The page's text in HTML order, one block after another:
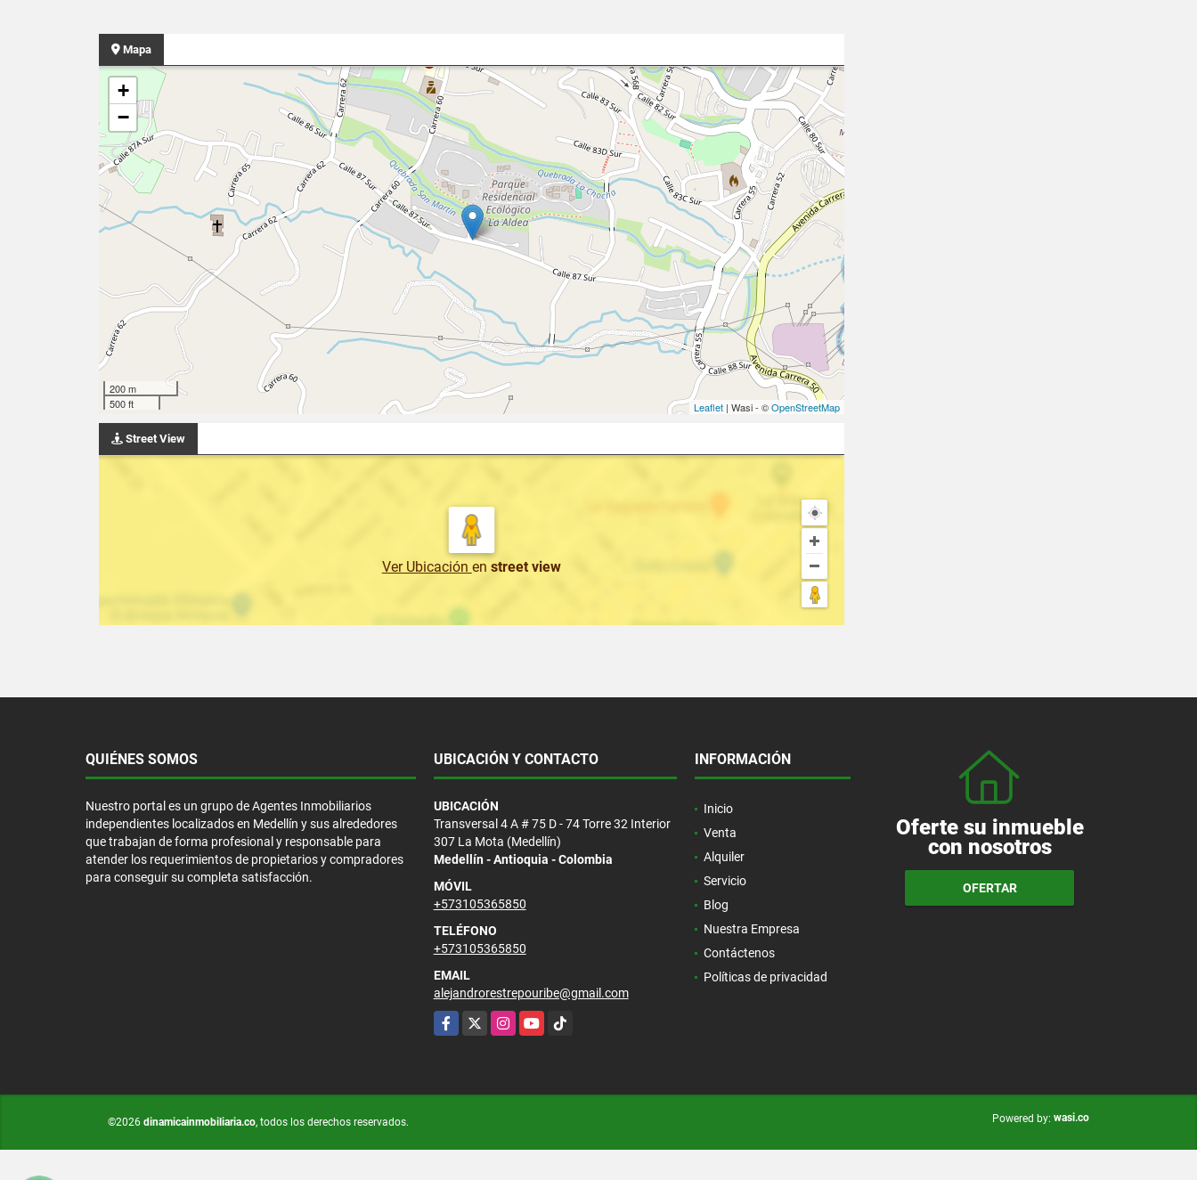
Mapa
+
−
200 m
500 ft
Leaflet| Wasi - ©OpenStreetMap
Street View
Ver Ubicación en street view
QUIÉNES SOMOS
Nuestro portal es un grupo de Agentes Inmobiliarios
independientes localizados en Medellín y sus alrededores
que trabajan de forma profesional y responsable para
atender los requerimientos de propietarios y compradores
para conseguir su completa satisfacción.
UBICACIÓN Y CONTACTO
UBICACIÓN
Transversal 4 A # 75 D - 74 Torre 32 Interior
307 La Mota (Medellín)
Medellín - Antioquia - Colombia
MÓVIL
+573105365850
TELÉFONO
+573105365850
EMAIL
alejandrorestrepouribe@gmail.com
Facebook
X InstagramYouTubeTikTok
INFORMACIÓN
Inicio
Venta
Alquiler
Servicio
Blog
Nuestra Empresa
Contáctenos
Políticas de privacidad
Oferte su inmueble
con nosotros
OFERTAR
©2026 dinamicainmobiliaria.co, todos los derechos reservados. Powered by: wasi.co